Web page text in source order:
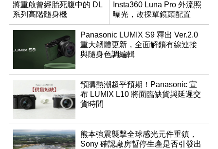
將重啟曾經胎死腹中的 DL
系列高階隨身機
Insta360 Luna Pro 外流照
曝光，改採單鏡頭配置
Panasonic LUMIX S9 釋出 Ver.2.0
重大韌體更新，全面解鎖有線連接
與隨身色調編輯
預購熱潮超乎預期！Panasonic 宣
布 LUMIX L10 將面臨缺貨與延遲交
貨時間
熊本強震襲擊全球感光元件重鎮，
Sony 確認廠房暫停生產是否引發出